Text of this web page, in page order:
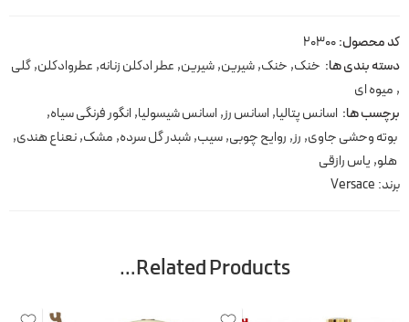
کد محصول:20300
دسته بندی ها: خنک, خنک,شیرین,شیرین, عطر ادکلن زنانه, عطروادکلن,گلی
, میوه ای
برچسب ها: اسانس پتالیا, اسانس رز, اسانس شیسولیا, انگور فرنگی سیاه,
بوته وحشی جاوی, رز, روایح چوبی,سیب,شبدر گل سرده, مشک,نعناع هندی,
هلو, یاس رازقی
برند: Versace
Related Products…